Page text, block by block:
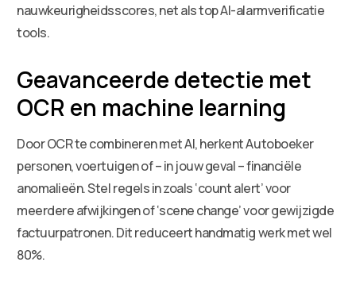
nauwkeurigheidsscores, net als top AI-alarmverificatie
tools.
Geavanceerde detectie met
OCR en machine learning
Door OCR te combineren met AI, herkent Autoboeker
personen, voertuigen of – in jouw geval – financiële
anomalieën. Stel regels in zoals ‘count alert’ voor
meerdere afwijkingen of ‘scene change’ voor gewijzigde
factuurpatronen. Dit reduceert handmatig werk met wel
80%.